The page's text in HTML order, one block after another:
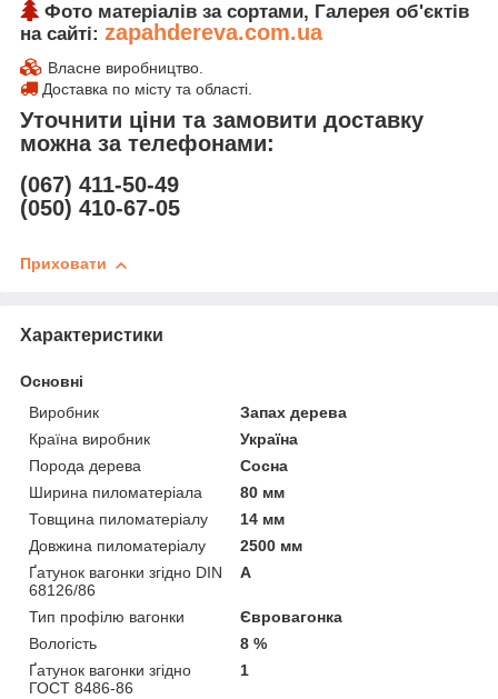
Фото матеріалів за сортами, Галерея об'єктів
на сайті: zapahdereva.com.ua
Власне виробництво.
Доставка по місту та області.
Уточнити ціни та замовити доставку
можна за телефонами:
(067) 411-50-49
(050) 410-67-05
Приховати
Характеристики
Основні
Виробник
Запах дерева
Країна виробник
Україна
Порода дерева
Сосна
Ширина пиломатеріала
80 мм
Товщина пиломатеріалу
14 мм
Довжина пиломатеріалу
2500 мм
Ґатунок вагонки згідно DIN
68126/86
А
Тип профілю вагонки
Євровагонка
Вологість
8 %
Ґатунок вагонки згідно
ГОСТ 8486-86
1